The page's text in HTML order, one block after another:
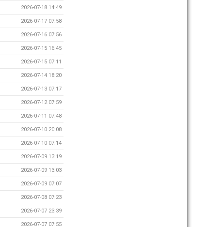
2026-07-18 14:49
2026-07-17 07:58
2026-07-16 07:56
2026-07-15 16:45
2026-07-15 07:11
2026-07-14 18:20
2026-07-13 07:17
2026-07-12 07:59
2026-07-11 07:48
2026-07-10 20:08
2026-07-10 07:14
2026-07-09 13:19
2026-07-09 13:03
2026-07-09 07:07
2026-07-08 07:23
2026-07-07 23:39
2026-07-07 07:55